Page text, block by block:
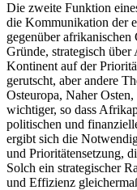
Die zweite Funktion
die Kommunikation der
gegenüber
Gründe, strategisch
Kontinent auf der
gerutscht, aber andere
Osteuropa, Naher
wichtiger, so dass
politischen und
ergibt sich die
und Prioritätensetzung,
Solch ein strategischer
und Effizienz